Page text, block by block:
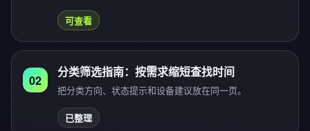
可查看
02
分类筛选指南：按需求缩短查找时间
把分类方向、状态提示和设备建议放在同一页。
已整理